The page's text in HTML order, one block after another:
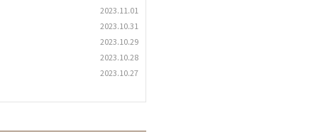
2023.11.01
2023.10.31
2023.10.29
2023.10.28
2023.10.27